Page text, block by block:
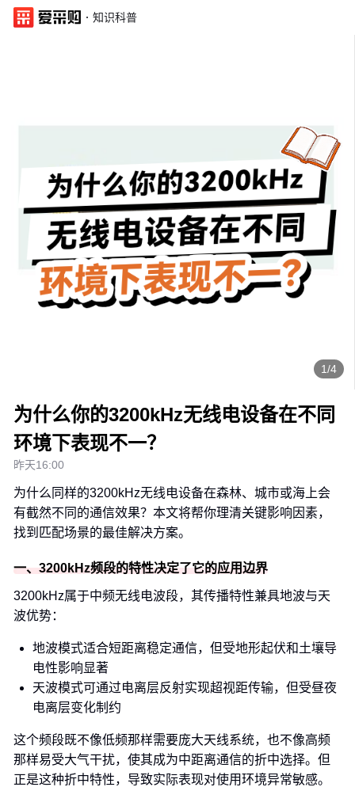
· 知识科普
1/4
为什么你的3200kHz无线电设备在不同
环境下表现不一？
昨天16:00
为什么同样的3200kHz无线电设备在森林、城市或海上会
有截然不同的通信效果？本文将帮你理清关键影响因素，
找到匹配场景的最佳解决方案。
一、3200kHz频段的特性决定了它的应用边界
3200kHz属于中频无线电波段，其传播特性兼具地波与天
波优势：
地波模式适合短距离稳定通信，但受地形起伏和土壤导
电性影响显著
天波模式可通过电离层反射实现超视距传输，但受昼夜
电离层变化制约
这个频段既不像低频那样需要庞大天线系统，也不像高频
那样易受大气干扰，使其成为中距离通信的折中选择。但
正是这种折中特性，导致实际表现对使用环境异常敏感。